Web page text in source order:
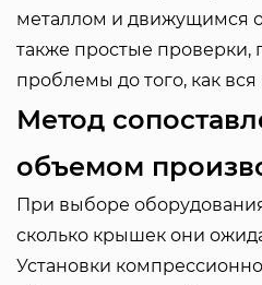
металлом и движущимся
также простые
проблемы до того, как
Метод
объемом
При выборе
сколько крышек они
Установки